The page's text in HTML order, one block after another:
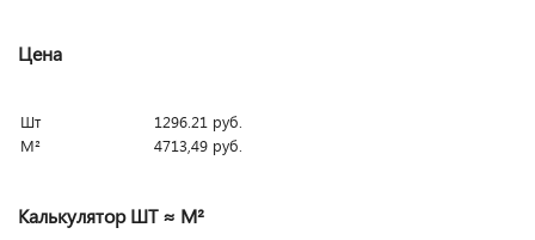
Цена
Шт 1296.21 руб.
М²
4713,49 руб.
Калькулятор ШТ ≈ М²